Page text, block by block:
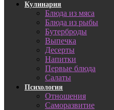
Кулинария
Блюда из мяса
Блюда из рыбы
Бутерброды
Выпечка
Десерты
Напитки
Первые блюда
Салаты
Психология
Отношения
Саморазвитие